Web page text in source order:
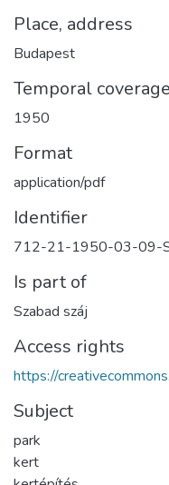
Place, address
Budapest
Temporal coverage
1950
Format
application/pdf
Identifier
712-21-1950-03-09-
Is part of
Szabad száj
Access rights
https://
Subject
park
kert